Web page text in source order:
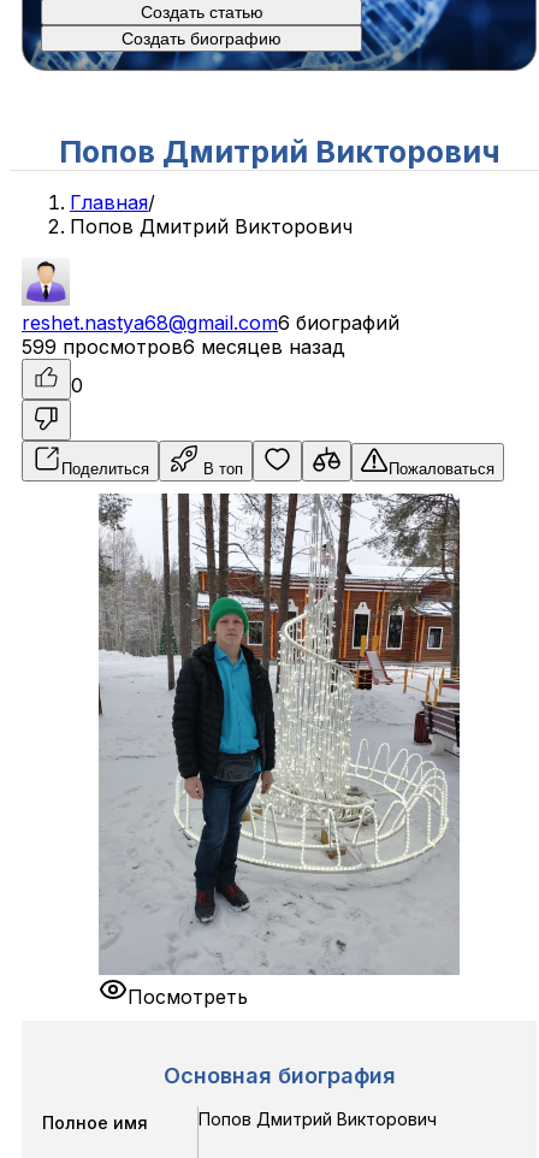
Создать статью
Создать биографию
Попов Дмитрий Викторович
Главная/
Попов Дмитрий Викторович
reshet.nastya68@gmail.com6 биографий
599 просмотров6 месяцев назад
0
Поделиться В топ Пожаловаться
Посмотреть
Основная биография
Полное имя Попов Дмитрий Викторович